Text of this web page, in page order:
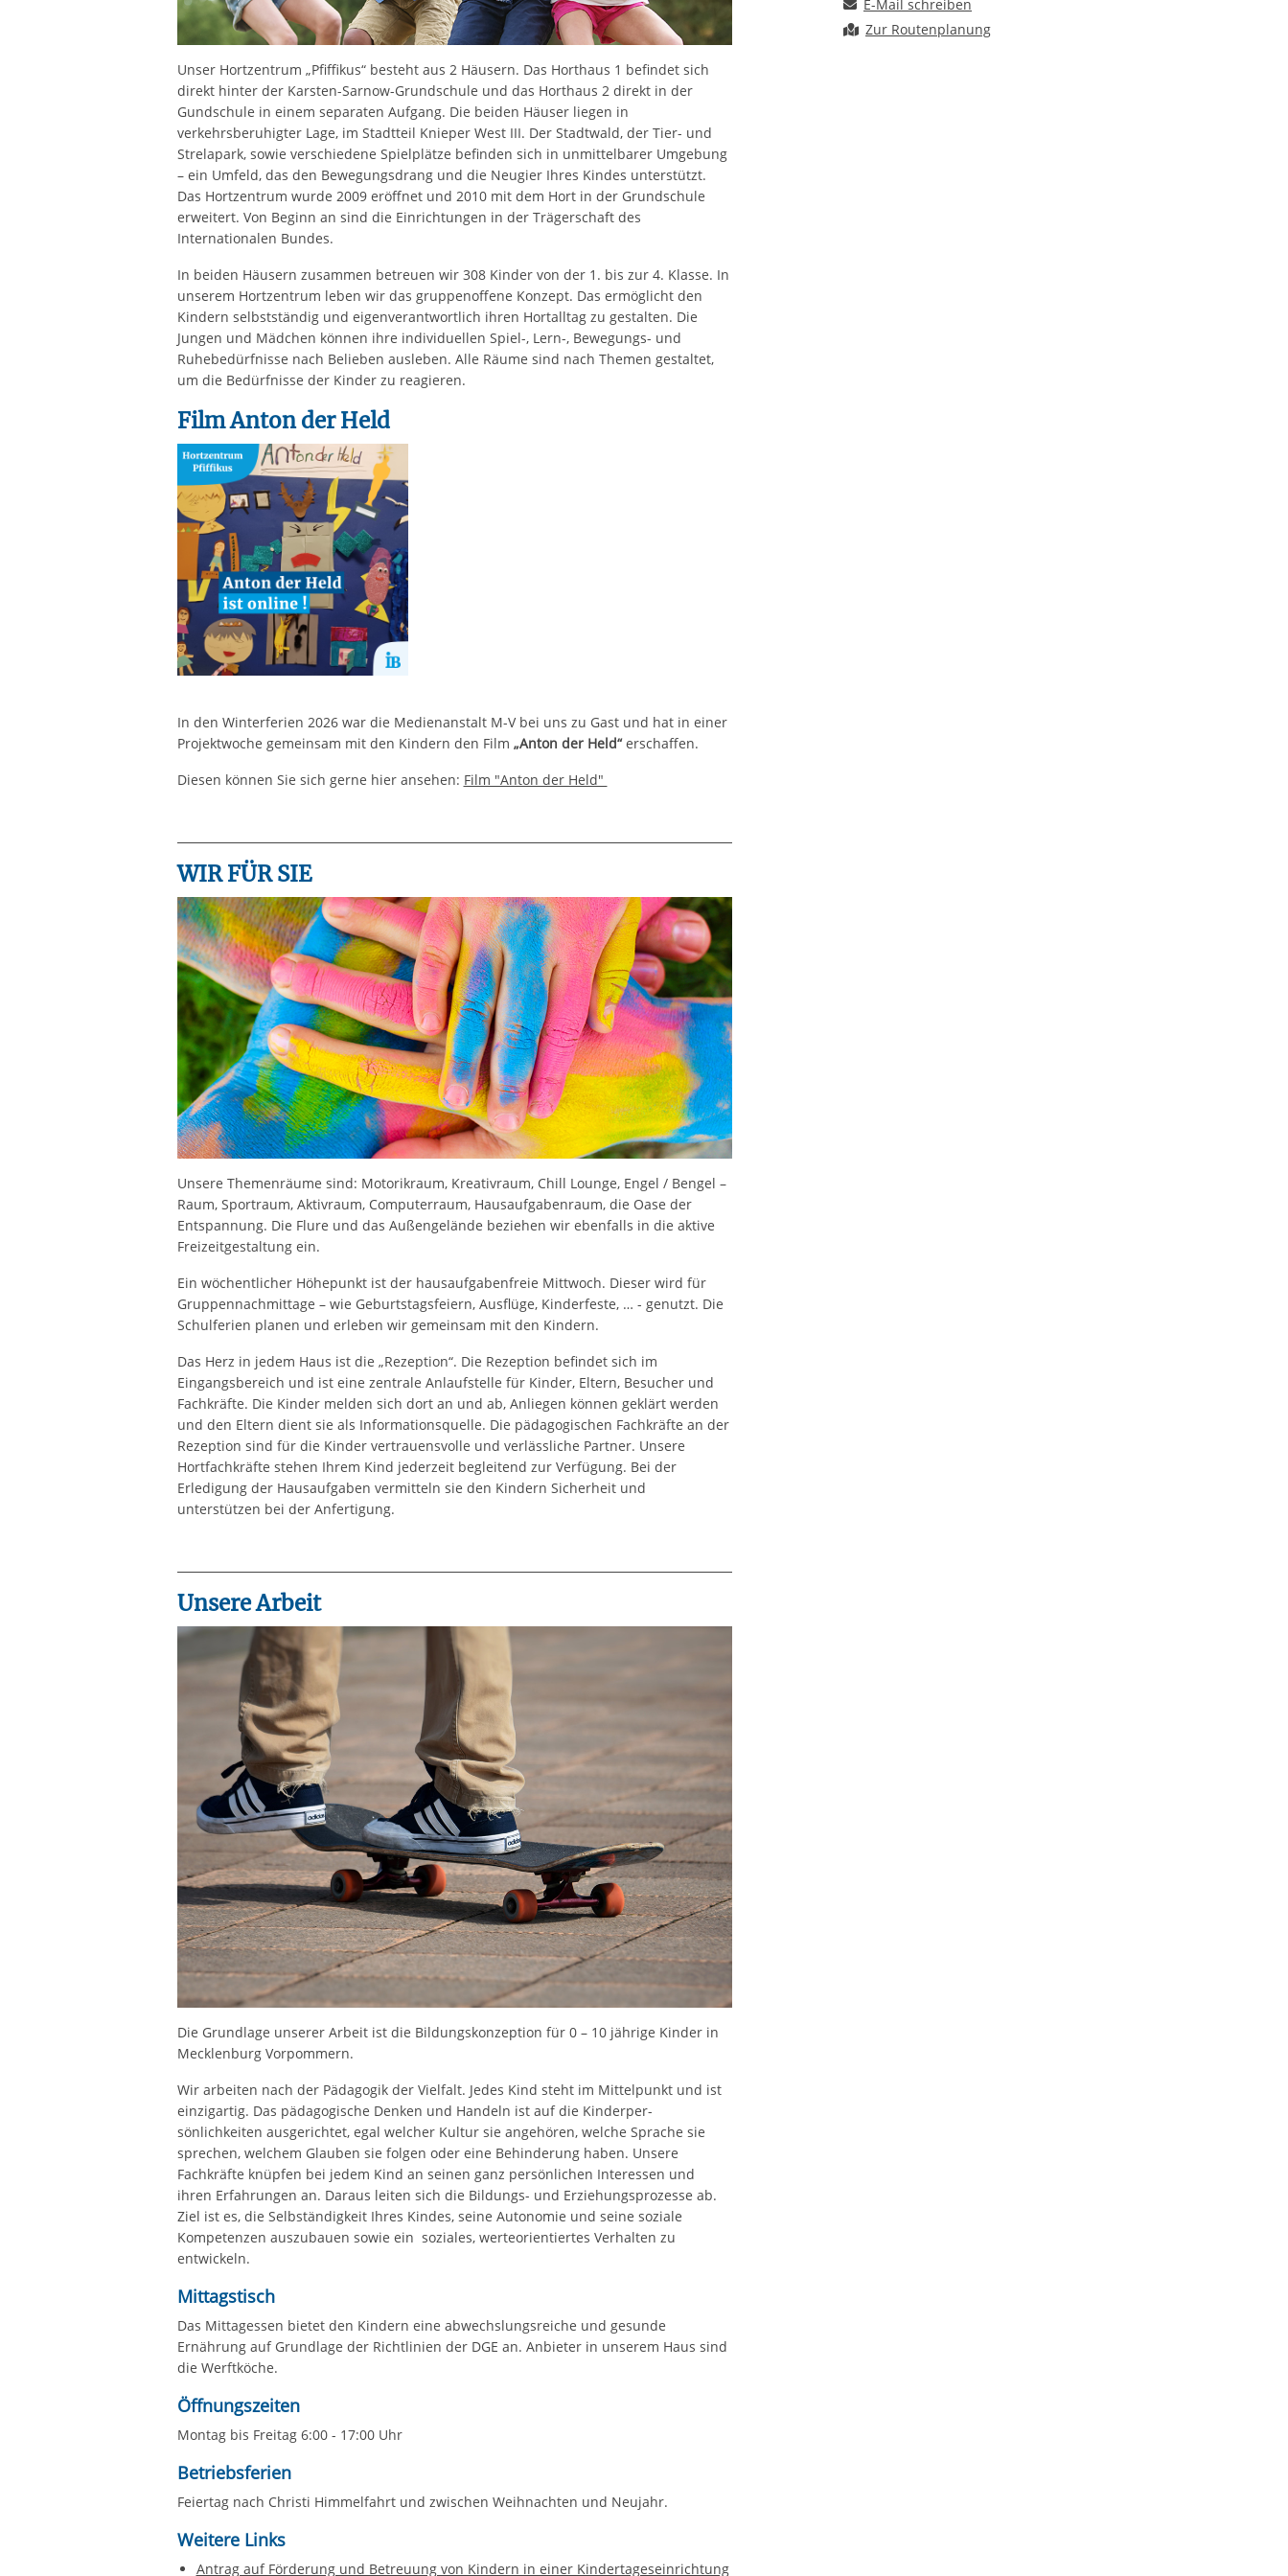
Unser Hortzentrum „Pfiffikus“ besteht aus 2 Häusern. Das Horthaus 1 befindet sich
direkt hinter der Karsten-Sarnow-Grundschule und das Horthaus 2 direkt in der
Gundschule in einem separaten Aufgang. Die beiden Häuser liegen in
verkehrsberuhigter Lage, im Stadtteil Knieper West III. Der Stadtwald, der Tier- und
Strelapark, sowie verschiedene Spielplätze befinden sich in unmittelbarer Umgebung
– ein Umfeld, das den Bewegungsdrang und die Neugier Ihres Kindes unterstützt.
Das Hortzentrum wurde 2009 eröffnet und 2010 mit dem Hort in der Grundschule
erweitert. Von Beginn an sind die Einrichtungen in der Trägerschaft des
Internationalen Bundes.
In beiden Häusern zusammen betreuen wir 308 Kinder von der 1. bis zur 4. Klasse. In
unserem Hortzentrum leben wir das gruppenoffene Konzept. Das ermöglicht den
Kindern selbstständig und eigenverantwortlich ihren Hortalltag zu gestalten. Die
Jungen und Mädchen können ihre individuellen Spiel-, Lern-, Bewegungs- und
Ruhebedürfnisse nach Belieben ausleben. Alle Räume sind nach Themen gestaltet,
um die Bedürfnisse der Kinder zu reagieren.
Film Anton der Held
In den Winterferien 2026 war die Medienanstalt M-V bei uns zu Gast und hat in einer
Projektwoche gemeinsam mit den Kindern den Film „Anton der Held“erschaffen.
Diesen können Sie sich gerne hier ansehen: Film "Anton der Held"
WIR FÜR SIE
Unsere Themenräume sind: Motorikraum, Kreativraum, Chill Lounge, Engel / Bengel –
Raum, Sportraum, Aktivraum, Computerraum, Hausaufgabenraum, die Oase der
Entspannung. Die Flure und das Außengelände beziehen wir ebenfalls in die aktive
Freizeitgestaltung ein.
Ein wöchentlicher Höhepunkt ist der hausaufgabenfreie Mittwoch. Dieser wird für
Gruppennachmittage – wie Geburtstagsfeiern, Ausflüge, Kinderfeste, … - genutzt. Die
Schulferien planen und erleben wir gemeinsam mit den Kindern.
Das Herz in jedem Haus ist die „Rezeption“. Die Rezeption befindet sich im
Eingangsbereich und ist eine zentrale Anlaufstelle für Kinder, Eltern, Besucher und
Fachkräfte. Die Kinder melden sich dort an und ab, Anliegen können geklärt werden
und den Eltern dient sie als Informationsquelle. Die pädagogischen Fachkräfte an der
Rezeption sind für die Kinder vertrauensvolle und verlässliche Partner. Unsere
Hortfachkräfte stehen Ihrem Kind jederzeit begleitend zur Verfügung. Bei der
Erledigung der Hausaufgaben vermitteln sie den Kindern Sicherheit und
unterstützen bei der Anfertigung.
Unsere Arbeit
Die Grundlage unserer Arbeit ist die Bildungskonzeption für 0 – 10 jährige Kinder in
Mecklenburg Vorpommern.
Wir arbeiten nach der Pädagogik der Vielfalt. Jedes Kind steht im Mittelpunkt und ist
einzigartig. Das pädagogische Denken und Handeln ist auf die Kinderper-
sönlichkeiten ausgerichtet, egal welcher Kultur sie angehören, welche Sprache sie
sprechen, welchem Glauben sie folgen oder eine Behinderung haben. Unsere
Fachkräfte knüpfen bei jedem Kind an seinen ganz persönlichen Interessen und
ihren Erfahrungen an. Daraus leiten sich die Bildungs- und Erziehungsprozesse ab.
Ziel ist es, die Selbständigkeit Ihres Kindes, seine Autonomie und seine soziale
Kompetenzen auszubauen sowie ein soziales, werteorientiertes Verhalten zu
entwickeln.
Mittagstisch
Das Mittagessen bietet den Kindern eine abwechslungsreiche und gesunde
Ernährung auf Grundlage der Richtlinien der DGE an. Anbieter in unserem Haus sind
die Werftköche.
Öffnungszeiten
Montag bis Freitag 6:00 - 17:00 Uhr
Betriebsferien
Feiertag nach Christi Himmelfahrt und zwischen Weihnachten und Neujahr.
Weitere Links
Antrag auf Förderung und Betreuung von Kindern in einer Kindertageseinrichtung
E-Mail schreiben
Route planen
Zur Routenplanung